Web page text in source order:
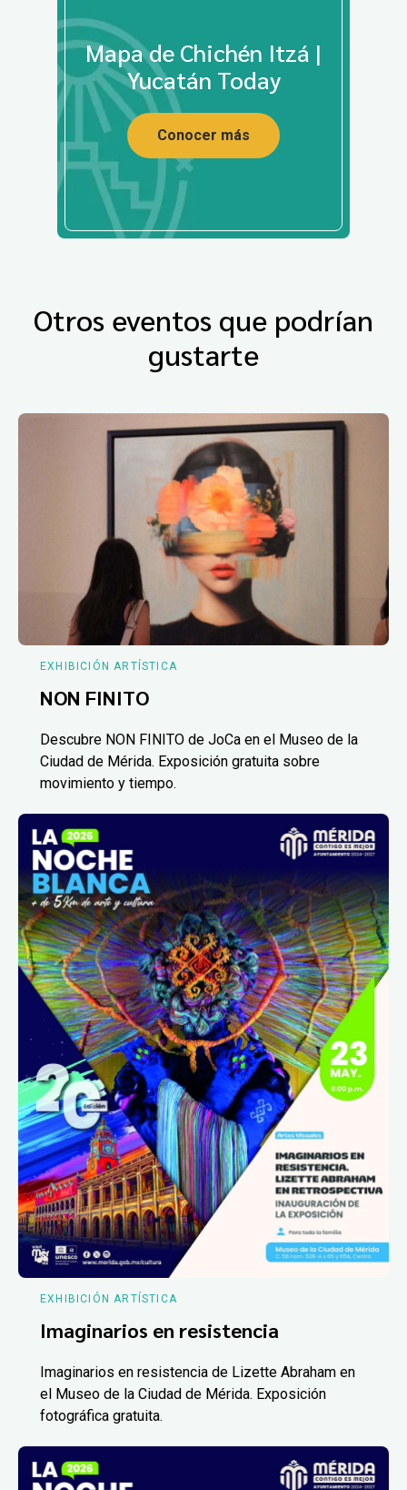
Mapa de Chichén Itzá |
Yucatán Today
Conocer más
Otros eventos que podrían
gustarte
EXHIBICIÓN ARTÍSTICA
NON FINITO
Descubre NON FINITO de JoCa en el Museo de la
Ciudad de Mérida. Exposición gratuita sobre
movimiento y tiempo.
EXHIBICIÓN ARTÍSTICA
Imaginarios en resistencia
Imaginarios en resistencia de Lizette Abraham en
el Museo de la Ciudad de Mérida. Exposición
fotográfica gratuita.